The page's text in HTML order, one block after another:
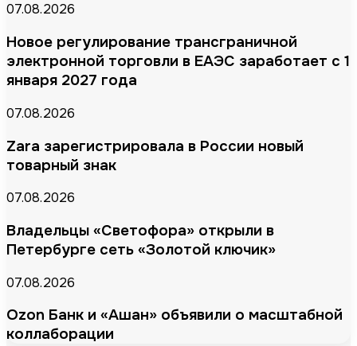
07.08.2026
Новое регулирование трансграничной
электронной торговли в ЕАЭС заработает с 1
января 2027 года
07.08.2026
Zara зарегистрировала в России новый
товарный знак
07.08.2026
Владельцы «Светофора» открыли в
Петербурге сеть «Золотой ключик»
07.08.2026
Ozon Банк и «Ашан» объявили о масштабной
коллаборации